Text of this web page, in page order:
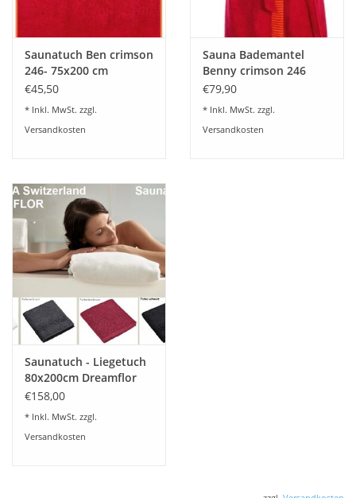
Saunatuch Ben crimson
246- 75x200 cm
€45,50
* Inkl. MwSt. zzgl.
Versandkosten
Sauna Bademantel
Benny crimson 246
€79,90
* Inkl. MwSt. zzgl.
Versandkosten
Saunatuch - Liegetuch
80x200cm Dreamflor
Weseta Switzerland
€158,00
* Inkl. MwSt. zzgl.
Versandkosten